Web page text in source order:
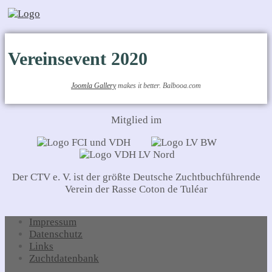
Vereinsevent 2020
Joomla Gallerymakes it better. Balbooa.com
Mitglied im
Der CTV e. V. ist der größte Deutsche Zuchtbuchführende
Verein der Rasse Coton de Tuléar
Impressum
Datenschutz
Links
Zuchtdatenbank